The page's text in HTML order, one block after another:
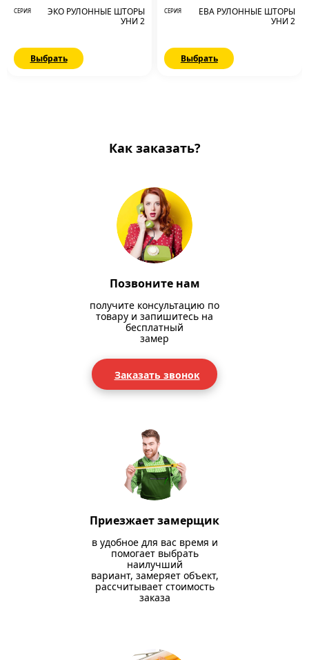
СЕРИЯ
ЭКО РУЛОННЫЕ ШТОРЫ
УНИ 2
Выбрать
СЕРИЯ
ЕВА РУЛОННЫЕ ШТОРЫ
УНИ 2
Выбрать
Как заказать?
Позвоните нам
получите консультацию по
товару и запишитесь на
бесплатный
замер
Заказать звонок
Приезжает замерщик
в удобное для вас время и
помогает выбрать
наилучший
вариант, замеряет объект,
рассчитывает стоимость
заказа